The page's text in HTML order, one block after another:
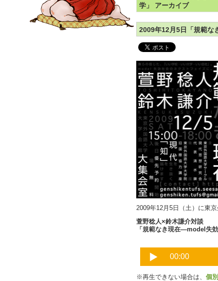
学」 アーカイブ
2009年12月5日「規範な
2009年12月5日（土）に東
萱野稔人×鈴木謙介対談
「規範なき現在―model失
※再生できない場合は、 個